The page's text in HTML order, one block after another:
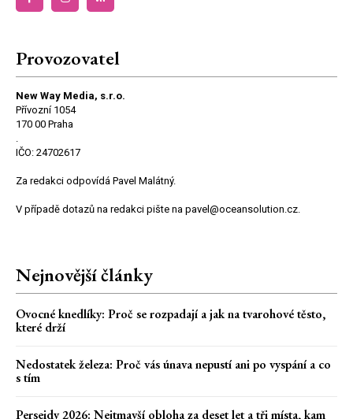
Provozovatel
New Way Media, s.r.o.
Přívozní 1054
170 00 Praha
IČO: 24702617
Za redakci odpovídá Pavel Malátný.
V případě dotazů na redakci pište na pavel@oceansolution.cz.
Nejnovější články
Ovocné knedlíky: Proč se rozpadají a jak na tvarohové těsto,
které drží
Nedostatek železa: Proč vás únava nepustí ani po vyspání a co
s tím
Perseidy 2026: Nejtmavší obloha za deset let a tři místa, kam